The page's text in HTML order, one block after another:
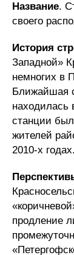
Название.
своего
История
Западной»
немногих в
Ближайшая
находилась
станции
жителей
2010-х годах.
продление